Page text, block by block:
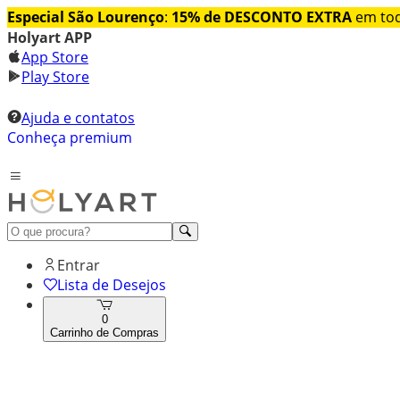
Especial São Lourenço: 15% de DESCONTO EXTRA em
Holyart APP
App Store
Play Store
Ajuda e contatos
Conheça premium
Entrar
Lista de Desejos
0
Carrinho de Compras